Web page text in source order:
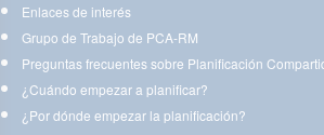
Enlaces de interés
Grupo de Trabajo de PCA-RM
Preguntas frecuentes sobre Planificación
¿Cuándo empezar a planificar?
¿Por dónde empezar la planificación?